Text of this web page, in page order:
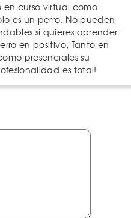
curso virtual como
es un perro. No pueden
si quieres aprender
en positivo, Tanto en
presenciales su
es total!